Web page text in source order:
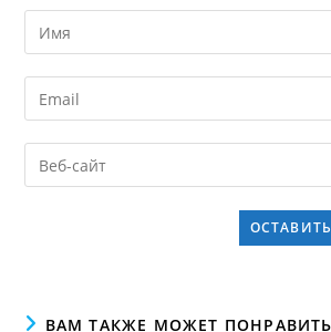
ВАМ ТАКЖЕ МОЖЕТ